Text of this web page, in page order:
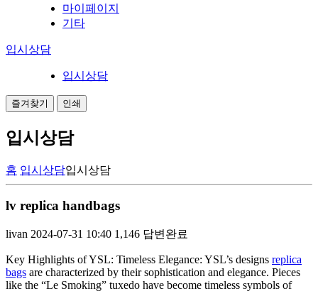
마이페이지
기타
입시상담
입시상담
즐겨찾기 인쇄
입시상담
홈 입시상담입시상담
lv replica handbags
livan 2024-07-31 10:40 1,146 답변완료
Key Highlights of YSL: Timeless Elegance: YSL’s designs replica
bags are characterized by their sophistication and elegance. Pieces
like the “Le Smoking” tuxedo have become timeless symbols of